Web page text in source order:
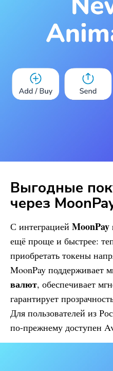
Выгодные
через
С интеграцией MoonPay
ещё проще и быстрее:
приобретать токены
MoonPay поддерживает
валют, обеспечивает
гарантирует
Для пользователей из
по-прежнему доступен